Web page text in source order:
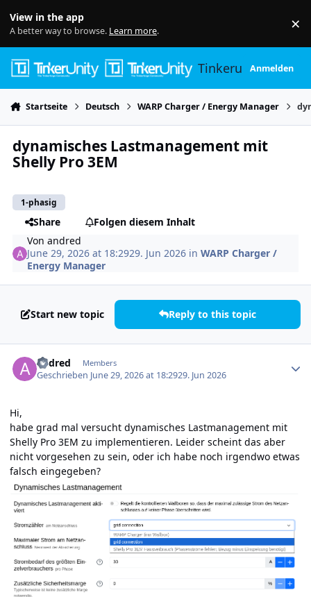
View in the app
A better way to browse. Learn more. ×
TinkerunityAnmelden
Startseite Deutsch WARP Charger / Energy Manager
dynamisches Lastmanagement mit
Shelly Pro 3EM
1-phasig
Share
Folgen diesem Inhalt
Vonandred
June 29, 2026 at 18:2929. Jun 2026 inWARP Charger /
Energy Manager
Start new topic Reply to this topic
andred Members
Geschrieben June 29, 2026 at 18:2929. Jun 2026
Hi,
habe grad mal versucht dynamisches Lastmanagement mit
Shelly Pro 3EM zu implementieren. Leider scheint das aber
nicht vorgesehen zu sein, oder ich habe noch irgendwo etwas
falsch eingegeben?